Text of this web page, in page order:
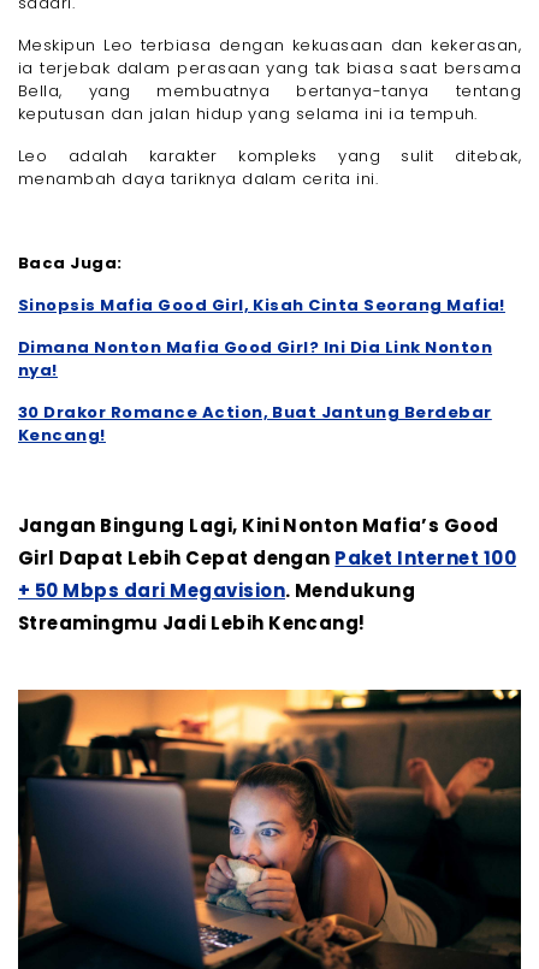
Meskipun Leo terbiasa dengan kekuasaan dan kekerasan,
ia terjebak dalam perasaan yang tak biasa saat bersama
Bella, yang membuatnya bertanya-tanya tentang
keputusan dan jalan hidup yang selama ini ia tempuh.
Leo adalah karakter kompleks yang sulit ditebak,
menambah daya tariknya dalam cerita ini.
Baca Juga:
Sinopsis Mafia Good Girl, Kisah Cinta Seorang Mafia!
Dimana Nonton Mafia Good Girl? Ini Dia Link Nonton
nya!
30 Drakor Romance Action, Buat Jantung Berdebar
Kencang!
Jangan Bingung Lagi, Kini Nonton Mafia’s Good
Girl Dapat Lebih Cepat dengan Paket Internet 100
+ 50 Mbps dari Megavision. Mendukung
Streamingmu Jadi Lebih Kencang!